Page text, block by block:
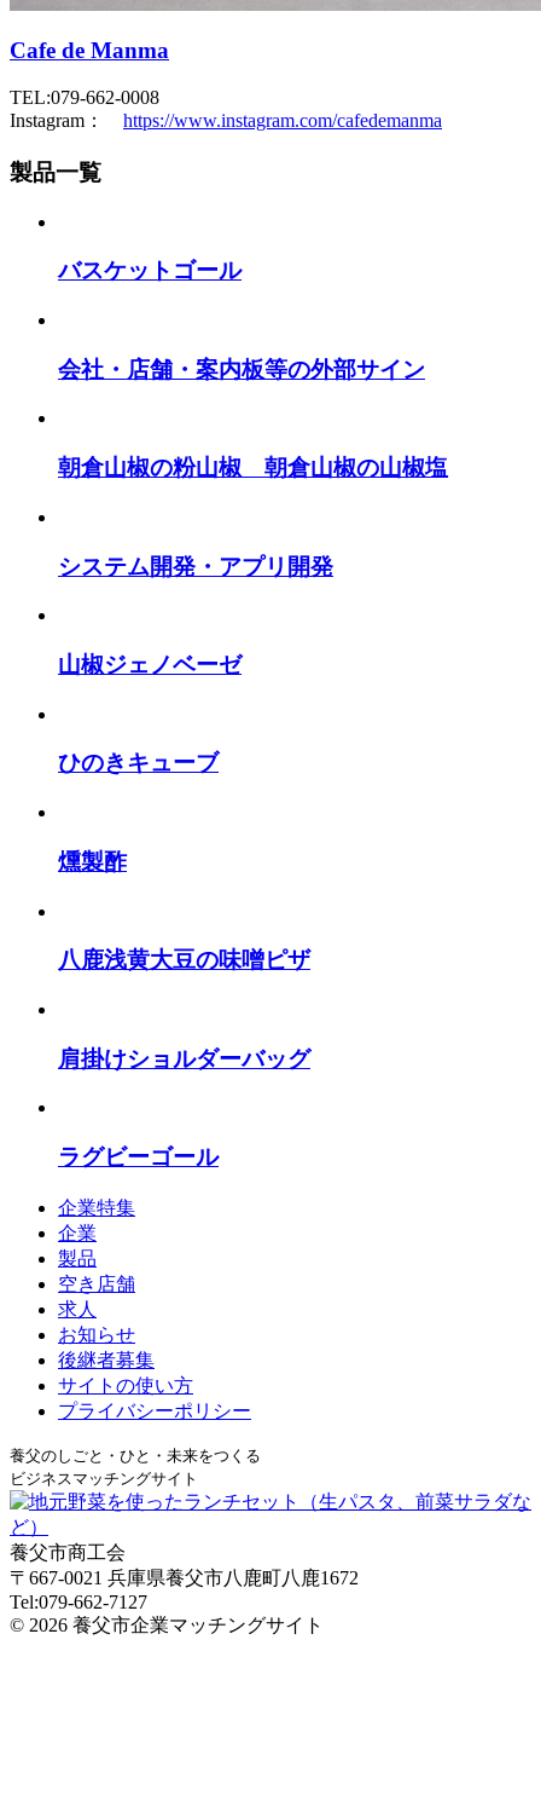
Cafe de Manma
TEL:079-662-0008
Instagram： https://www.instagram.com/cafedemanma
製品一覧
バスケットゴール
会社・店舗・案内板等の外部サイン
朝倉山椒の粉山椒 朝倉山椒の山椒塩
システム開発・アプリ開発
山椒ジェノベーゼ
ひのきキューブ
燻製酢
八鹿浅黄大豆の味噌ピザ
肩掛けショルダーバッグ
ラグビーゴール
企業特集
企業
製品
空き店舗
求人
お知らせ
後継者募集
サイトの使い方
プライバシーポリシー
養父のしごと・ひと・未来をつくる
ビジネスマッチングサイト
養父市商工会
〒667-0021 兵庫県養父市八鹿町八鹿1672
Tel:079-662-7127
© 2026 養父市企業マッチングサイト